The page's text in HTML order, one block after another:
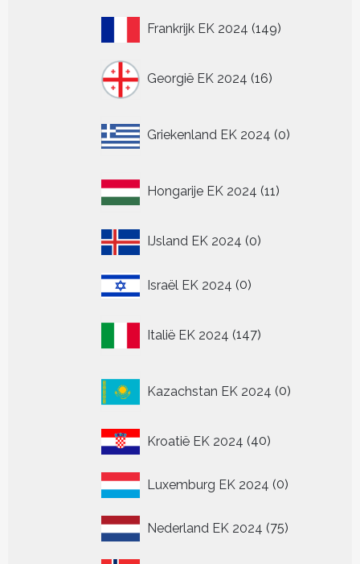
Frankrijk EK 2024 149149
Georgië EK 2024 16
producten
Griekenland EK 2024 0
producten
Hongarije EK 2024 11
producten
IJsland EK 2024 00
Israël EK 2024 00
Italië EK 2024 147
producten
Kazachstan EK 2024 0
producten
Kroatië EK 2024 4040
Luxemburg EK 2024 00
Nederland EK 2024 7575